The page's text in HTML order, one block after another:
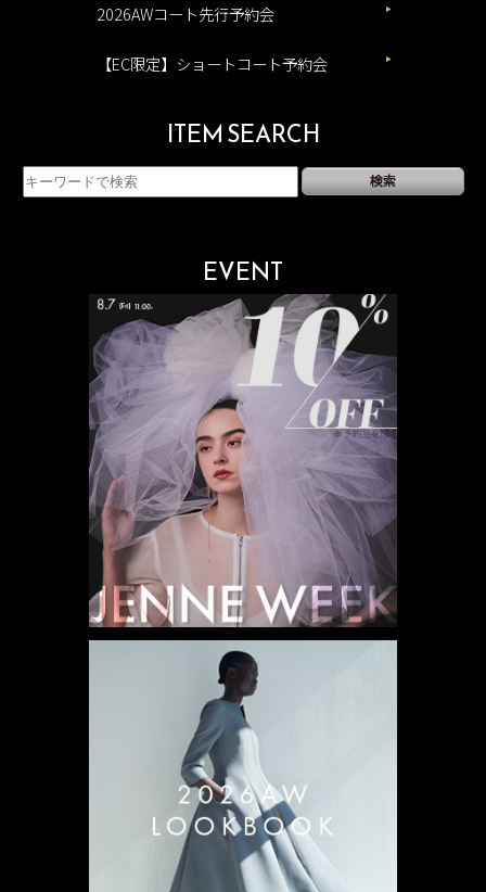
2026AWコート先行予約会
【EC限定】ショートコート予約会
ITEM SEARCH
EVENT